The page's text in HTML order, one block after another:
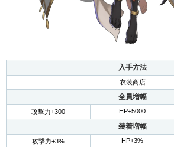
入手方法
衣装商店
全員増幅
攻撃力+300 HP+5000
装着増幅
攻撃力+3% HP+3%